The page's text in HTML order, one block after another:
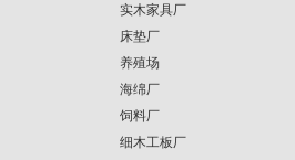
实木家具厂
床垫厂
养殖场
海绵厂
饲料厂
细木工板厂